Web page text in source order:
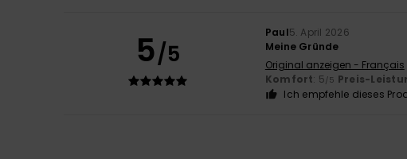
5/5
Paul5. April 2026
Meine Gründe
Original anzeigen - Français
Komfort: 5/5 Preis-
Ich empfehle dieses